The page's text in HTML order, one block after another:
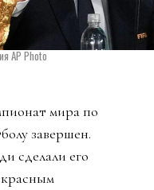
AP Photo
мира по
завершен.
сделали его